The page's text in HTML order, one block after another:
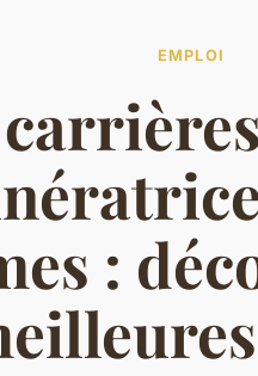
EMPLOI
: